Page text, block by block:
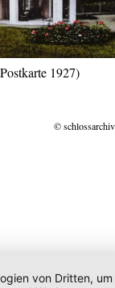
1927)
©
von Dritten, um